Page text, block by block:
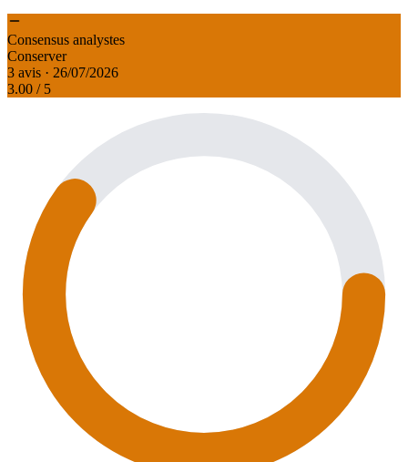
Consensus analystes
Conserver
3 avis · 26/07/2026
3.00 / 5